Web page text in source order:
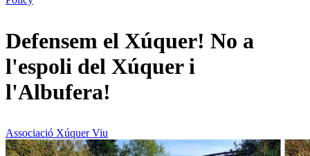
Defensem el Xúquer! No a
l'espoli del Xúquer i
l'Albufera!
Associació Xúquer Viu